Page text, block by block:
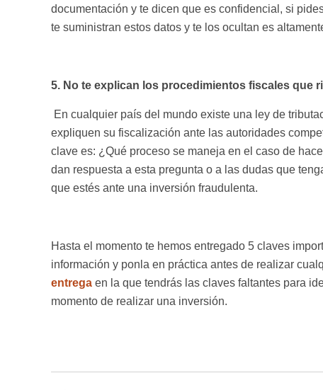
documentación y te dicen que es confidencial, si
te suministran estos datos y te los ocultan es
5. No te explican los procedimientos fiscales que
En cualquier país del mundo existe una ley de
expliquen su fiscalización ante las autoridades
clave es: ¿Qué proceso se maneja en el caso de
dan respuesta a esta pregunta o a las dudas que
que estés ante una inversión fraudulenta.
Hasta el momento te hemos entregado 5 claves
información y ponla en práctica antes de realizar
entrega en la que tendrás las claves faltantes para
momento de realizar una inversión.